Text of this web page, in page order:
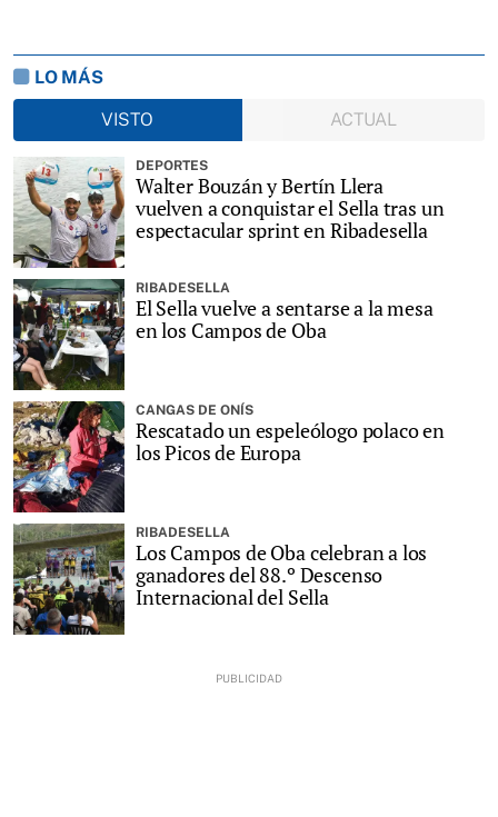
LO MÁS
VISTO
ACTUAL
DEPORTES
Walter Bouzán y Bertín Llera
vuelven a conquistar el Sella tras un
espectacular sprint en Ribadesella
RIBADESELLA
El Sella vuelve a sentarse a la mesa
en los Campos de Oba
CANGAS DE ONÍS
Rescatado un espeleólogo polaco en
los Picos de Europa
RIBADESELLA
Los Campos de Oba celebran a los
ganadores del 88.º Descenso
Internacional del Sella